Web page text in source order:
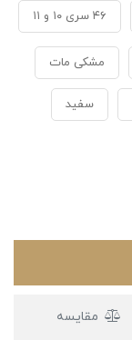
۴۶ سری ۱۰ و ۱۱
مشکی مات
سفید
مقایسه